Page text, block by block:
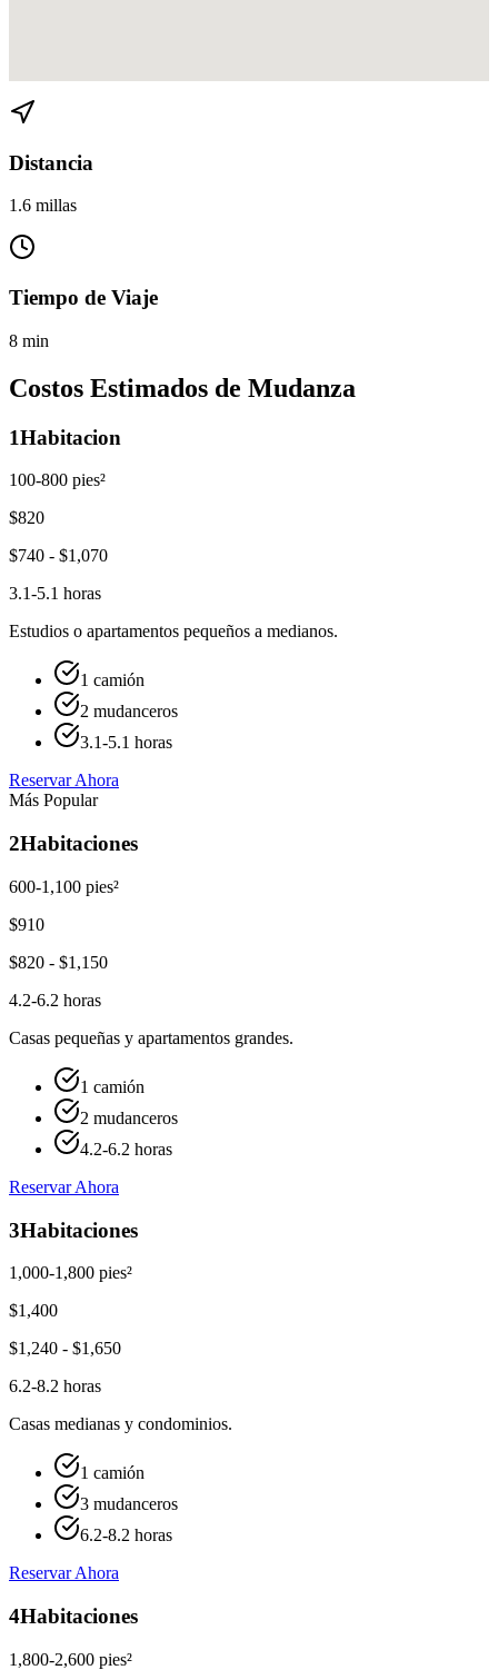
Distancia
1.6 millas
Tiempo de Viaje
8 min
Costos Estimados de Mudanza
1Habitacion
100-800 pies²
$820
$740 - $1,070
3.1-5.1 horas
Estudios o apartamentos pequeños a medianos.
1 camión
2 mudanceros
3.1-5.1 horas
Reservar Ahora
Más Popular
2Habitaciones
600-1,100 pies²
$910
$820 - $1,150
4.2-6.2 horas
Casas pequeñas y apartamentos grandes.
1 camión
2 mudanceros
4.2-6.2 horas
Reservar Ahora
3Habitaciones
1,000-1,800 pies²
$1,400
$1,240 - $1,650
6.2-8.2 horas
Casas medianas y condominios.
1 camión
3 mudanceros
6.2-8.2 horas
Reservar Ahora
4Habitaciones
1,800-2,600 pies²